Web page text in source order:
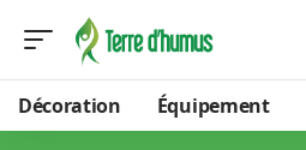
Décoration Équipement